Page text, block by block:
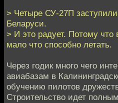
> Четыре СУ-27П
Беларуси.
> И это радует. Потому что
мало что способно летать.
Через годик много чего
авиабазам в
обучению пилотов
Строительство идет